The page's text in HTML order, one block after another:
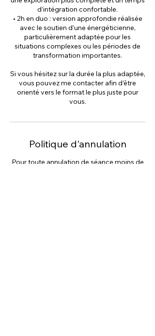
d’intégration confortable.
• 2h en duo : version approfondie réalisée
avec le soutien d’une énergéticienne,
particulièrement adaptée pour les
situations complexes ou les périodes de
transformation importantes.
Si vous hésitez sur la durée la plus adaptée,
vous pouvez me contacter afin d’être
orienté vers le format le plus juste pour
vous.
Politique d'annulation
Pour toute annulation de séance moins de